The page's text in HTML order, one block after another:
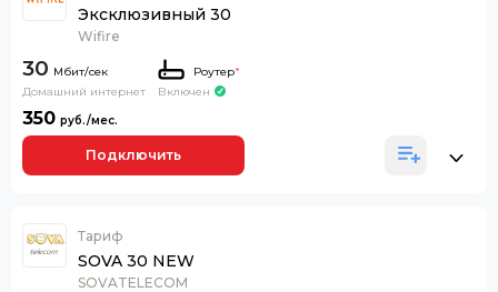
Эксклюзивный 30
Wifire
30
Домашний интернет
Роутер*
Включен
350
Подключить
Тариф
SOVA 30 NEW
SOVATELECOM